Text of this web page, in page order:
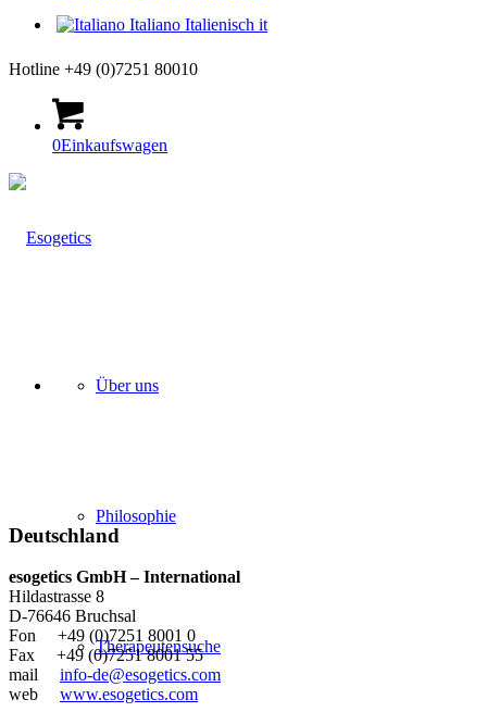
Italiano Italienisch it
Hotline +49 (0)7251 80010
0Einkaufswagen
Über uns
Philosophie
Therapeutensuche
Deutschland
esogetics GmbH – International
Hildastrasse 8
D-76646 Bruchsal
Fon +49 (0)7251 8001 0
Fax +49 (0)7251 8001 55
mail info-de@esogetics.com
web www.esogetics.com